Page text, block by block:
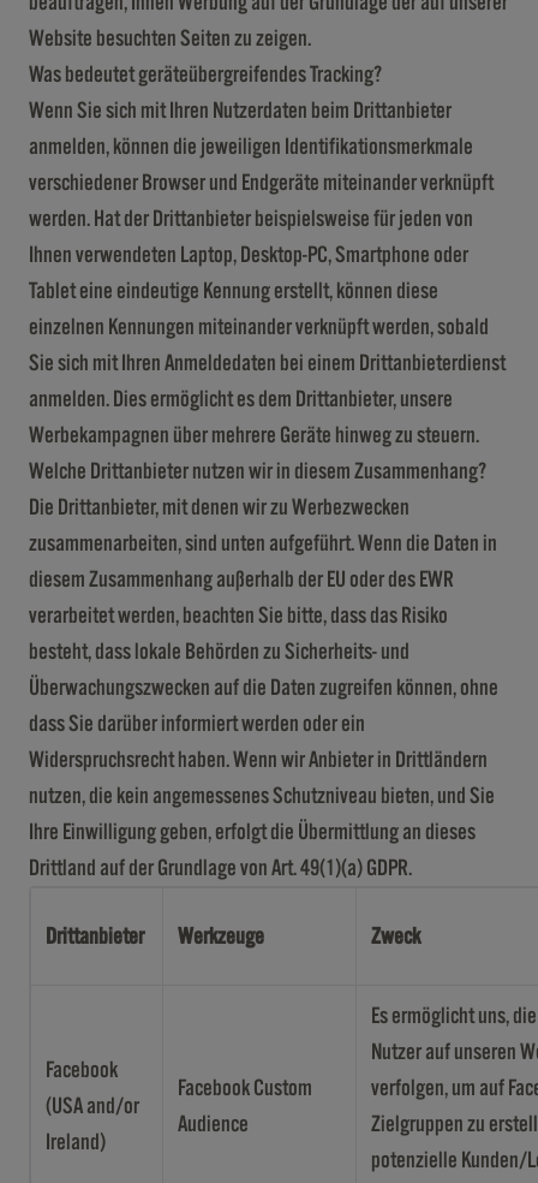
Website besuchten Seiten zu zeigen.
Was bedeutet geräteübergreifendes Tracking?
Wenn Sie sich mit Ihren Nutzerdaten beim Drittanbieter
anmelden, können die jeweiligen Identifikationsmerkmale
verschiedener Browser und Endgeräte miteinander verknüpft
werden. Hat der Drittanbieter beispielsweise für jeden von
Ihnen verwendeten Laptop, Desktop-PC, Smartphone oder
Tablet eine eindeutige Kennung erstellt, können diese
einzelnen Kennungen miteinander verknüpft werden, sobald
Sie sich mit Ihren Anmeldedaten bei einem Drittanbieterdienst
anmelden. Dies ermöglicht es dem Drittanbieter, unsere
Werbekampagnen über mehrere Geräte hinweg zu steuern.
Welche Drittanbieter nutzen wir in diesem Zusammenhang?
Die Drittanbieter, mit denen wir zu Werbezwecken
zusammenarbeiten, sind unten aufgeführt. Wenn die Daten in
diesem Zusammenhang außerhalb der EU oder des EWR
verarbeitet werden, beachten Sie bitte, dass das Risiko
besteht, dass lokale Behörden zu Sicherheits- und
Überwachungszwecken auf die Daten zugreifen können, ohne
dass Sie darüber informiert werden oder ein
Widerspruchsrecht haben. Wenn wir Anbieter in Drittländern
nutzen, die kein angemessenes Schutzniveau bieten, und Sie
Ihre Einwilligung geben, erfolgt die Übermittlung an dieses
Drittland auf der Grundlage von Art. 49(1)(a) GDPR.
Drittanbieter Werkzeuge Zweck
Facebook
(USA and/or
Ireland)
Facebook Custom
Audience
Es ermöglicht uns,
Nutzer auf unseren
verfolgen, um auf
Zielgruppen zu
potenzielle Kunden/